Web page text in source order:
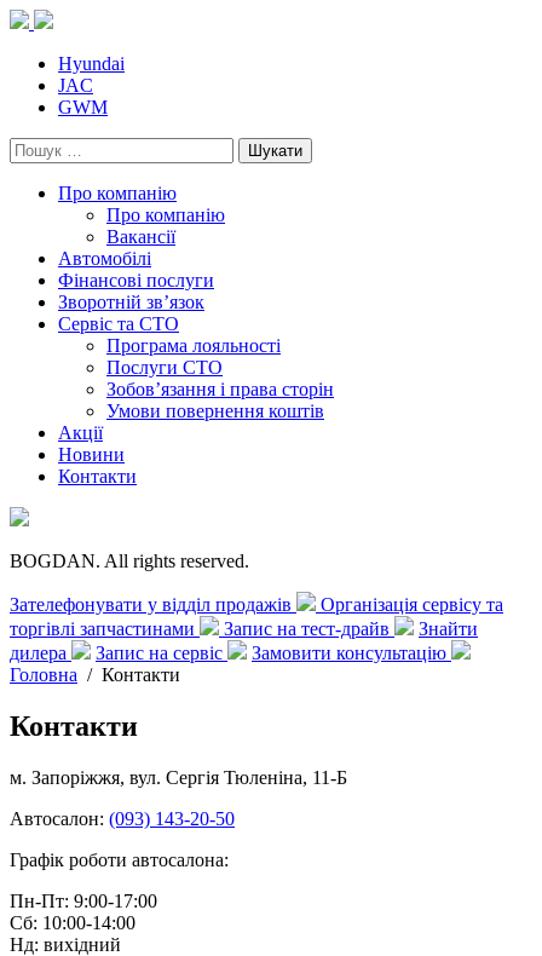
Skip
contentHyundai
JAC
GWM
Пошук:
Про компанію
Про компанію
Вакансії
Автомобілі
Фінансові послуги
Зворотній зв’язок
Cервіс та СТО
Програма лояльності
Послуги СТО
Зобов’язання і права сторін
Умови повернення коштів
Акції
Новини
Контакти
BOGDAN. All rights reserved.
Зателефонувати у відділ продажів
Організація сервісу та
торгівлі запчастинами
Запис на тест-драйв
Знайти
дилера
Запис на сервіс
Замовити консультацію
Головна / Контакти
Контакти
м. Запоріжжя, вул. Сергія Тюленіна, 11-Б
Автосалон: (093) 143-20-50
Графік роботи автосалона:
Пн-Пт: 9:00-17:00
Сб: 10:00-14:00
Нд: вихідний